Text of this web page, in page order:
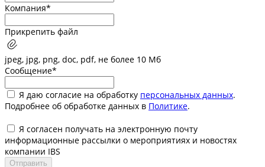
Компания*
Прикрепить файл
jpeg, jpg, png, doc, pdf, не более 10 Мб
Сообщение*
Я даю согласие на обработку персональных данных.
Подробнее об обработке данных в Политике.
Я согласен получать на электронную почту
информационные рассылки о мероприятиях и новостях
компании IBS
Отправить